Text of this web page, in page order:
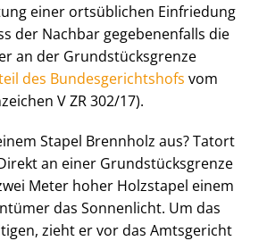
einer ortsüblichen Einfriedung
der Nachbar gegebenenfalls die
an der Grund­stücks­gren­ze
des Bun­des­ge­richts­hofs vom
V ZR 302/17).
Stapel Brennholz aus? Tatort
an einer Grund­stücks­gren­ze
Meter hoher Holzstapel einem
das Sonnenlicht. Um das
zieht er vor das Amtsgericht